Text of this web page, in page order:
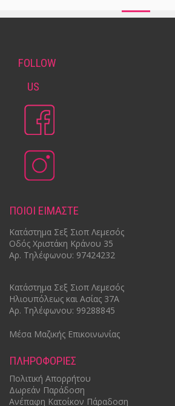
FOLLOW
US
ΠΟΙΟΙ ΕΙΜΑΣΤΕ
Κατάστημα Σεξ Σιοπ Λεμεσός
Οδός Χριστάκη Κράνου 35
Αρ. Τηλέφωνου: 97424232
Κατάστημα Σεξ Σιοπ Λεμεσός
Ηλιουπόλεως και Ασίας 37Α
Αρ. Τηλέφωνου: 99288845
Μέσα Μαζικής Επικοινωνίας
ΠΛΗΡΟΦΟΡIΕΣ
Πολιτική Απορρήτου
Δωρεάν Παράδοση
Ανέπαφη Κατοίκον Πάραδοση